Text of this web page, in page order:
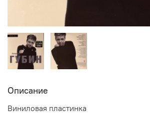
Описание
Виниловая пластинка